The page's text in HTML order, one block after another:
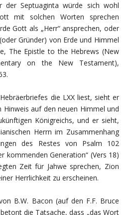
der Septuaginta würde sich wohl
mit solchen Worten sprechen
Gott als „Herr“ ansprechen, oder
Gründer) von Erde und Himmel
The Epistle to the Hebrews (New
on the New Testament),
die LXX liest, sieht er
Hinweis auf den neuen Himmel und
Königreichs, und er sieht,
Herrn im Zusammenhang
des Restes von Psalm 102
kommenden Generation“ (Vers 18)
Zeit für Jahwe sprechen, Zion
Herrlichkeit zu erscheinen.
B.W. Bacon (auf den F.F. Bruce
die Tatsache, dass „das Wort